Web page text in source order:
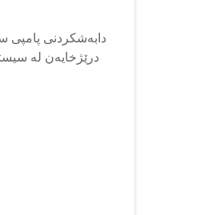
دابەشکردنی پامپی
درێژخایەن لە